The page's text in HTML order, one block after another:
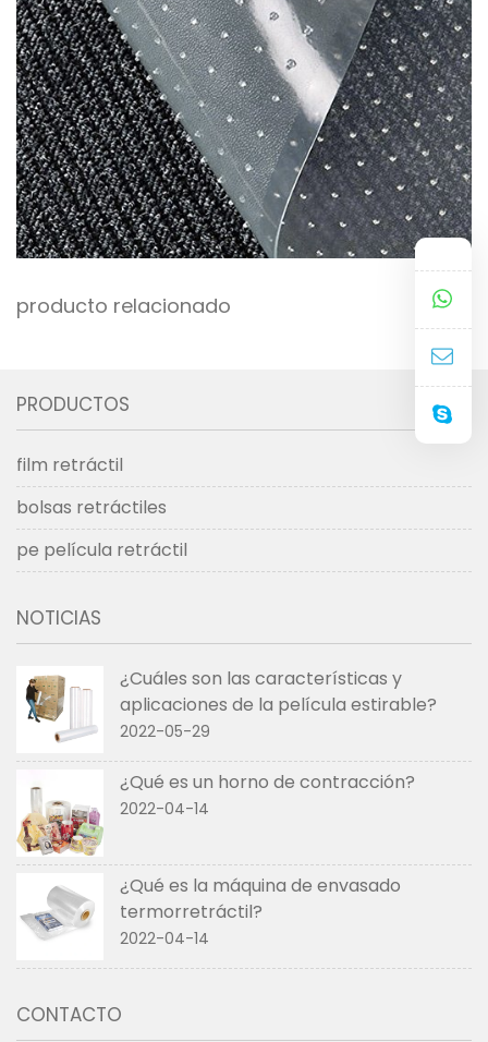
producto relacionado
PRODUCTOS
film retráctil
bolsas retráctiles
pe película retráctil
NOTICIAS
¿Cuáles son las características y
aplicaciones de la película estirable?
2022-05-29
¿Qué es un horno de contracción?
2022-04-14
¿Qué es la máquina de envasado
termorretráctil?
2022-04-14
CONTACTO